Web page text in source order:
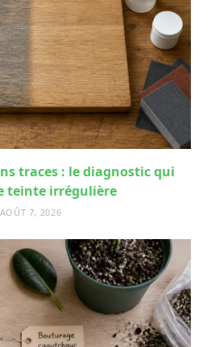
traces : le diagnostic qui
teinte irrégulière
AOÛT 7, 2026